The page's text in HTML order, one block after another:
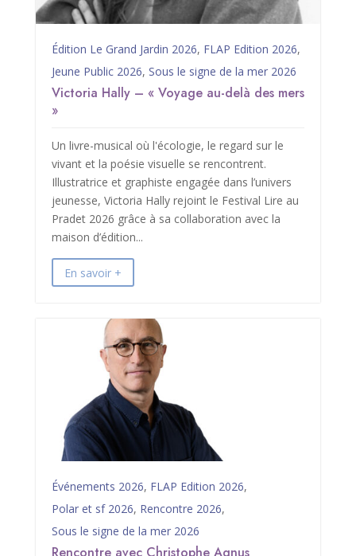
Édition Le Grand Jardin 2026, FLAP Edition 2026,
Jeune Public 2026, Sous le signe de la mer 2026
Victoria Hally – « Voyage au-delà des mers
»
Un livre-musical où l'écologie, le regard sur le
vivant et la poésie visuelle se rencontrent.
Illustratrice et graphiste engagée dans l’univers
jeunesse, Victoria Hally rejoint le Festival Lire au
Pradet 2026 grâce à sa collaboration avec la
maison d’édition...
En savoir +
Événements 2026, FLAP Edition 2026,
Polar et sf 2026, Rencontre 2026,
Sous le signe de la mer 2026